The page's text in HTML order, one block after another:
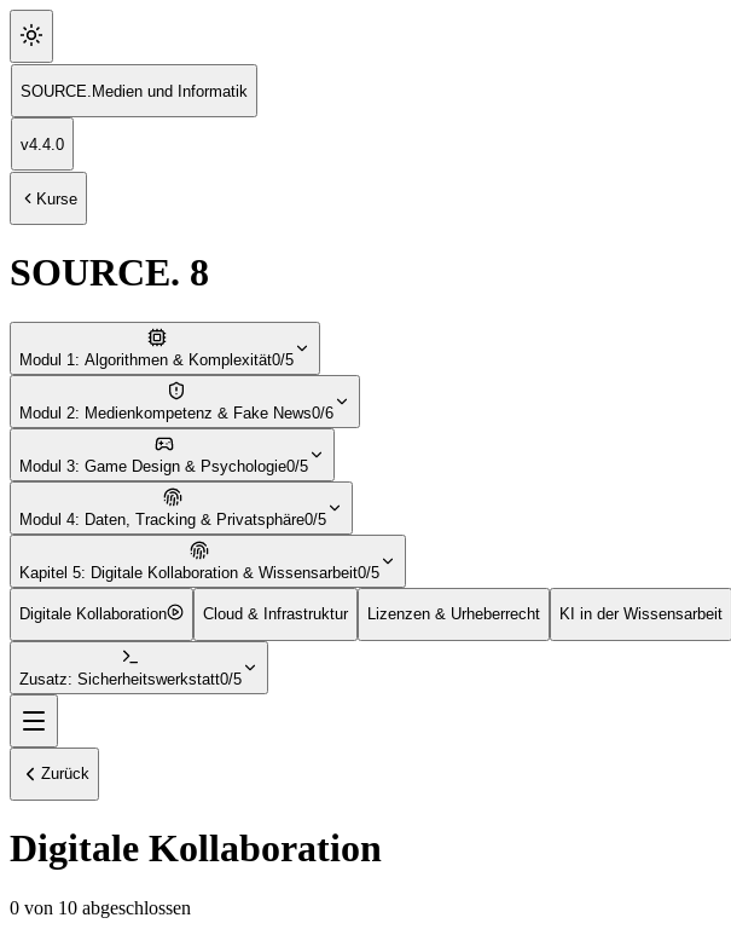
SOURCE Medien und Informatik
v4.4.0
Kurse
SOURCE. 8
Modul 1: Algorithmen & Komplexität0/5
Modul 2: Medienkompetenz & Fake News0/6
Modul 3: Game Design & Psychologie0/5
Modul 4: Daten, Tracking & Privatsphäre0/5
Kapitel 5: Digitale Kollaboration & Wissensarbeit0/5
Digitale Kollaboration Cloud & Infrastruktur Lizenzen & Urheberrecht KI in der Wissensarbeit
Zusatz: Sicherheitswerkstatt0/5
Zurück
Digitale Kollaboration
0 von 10 abgeschlossen